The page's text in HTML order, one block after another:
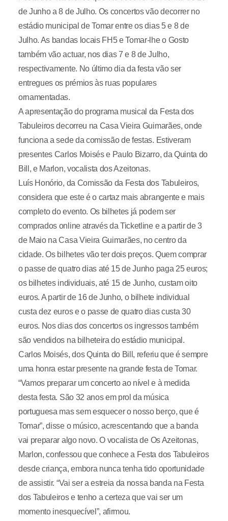
de Junho a 8 de Julho. Os concertos vão decorrer no
estádio municipal de Tomar entre os dias 5 e 8 de
Julho. As bandas locais FH5 e Tomar-lhe o Gosto
também vão actuar, nos dias 7 e 8 de Julho,
respectivamente. No último dia da festa vão ser
entregues os prémios às ruas populares
ornamentadas.
A apresentação do programa musical da Festa dos
Tabuleiros decorreu na Casa Vieira Guimarães, onde
funciona a sede da comissão de festas. Estiveram
presentes Carlos Moisés e Paulo Bizarro, da Quinta do
Bill, e Marlon, vocalista dos Azeitonas.
Luís Honório, da Comissão da Festa dos Tabuleiros,
considera que este é o cartaz mais abrangente e mais
completo do evento. Os bilhetes já podem ser
comprados online através da Ticketline e a partir de 3
de Maio na Casa Vieira Guimarães, no centro da
cidade. Os bilhetes vão ter dois preços. Quem comprar
o passe de quatro dias até 15 de Junho paga 25 euros;
os bilhetes individuais, até 15 de Junho, custam oito
euros. A partir de 16 de Junho, o bilhete individual
custa dez euros e o passe de quatro dias custa 30
euros. Nos dias dos concertos os ingressos também
são vendidos na bilheteira do estádio municipal.
Carlos Moisés, dos Quinta do Bill, referiu que é sempre
uma honra estar presente na grande festa de Tomar.
“Vamos preparar um concerto ao nível e à medida
desta festa. São 32 anos em prol da música
portuguesa mas sem esquecer o nosso berço, que é
Tomar”, disse o músico, acrescentando que a banda
vai preparar algo novo. O vocalista de Os Azeitonas,
Marlon, confessou que conhece a Festa dos Tabuleiros
desde criança, embora nunca tenha tido oportunidade
de assistir. “Vai ser a estreia da nossa banda na Festa
dos Tabuleiros e tenho a certeza que vai ser um
momento inesquecível”, afirmou.